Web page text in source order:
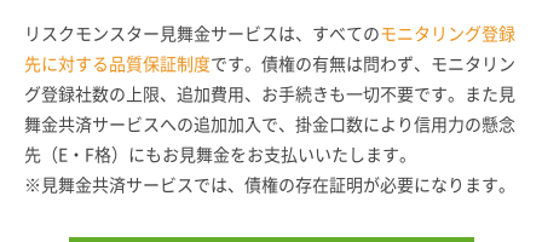
リスクモンスター見舞金サービスは、すべてのモニタリング登録
先に対する品質保証制度です。債権の有無は問わず、モニタリン
グ登録社数の上限、追加費用、お手続きも一切不要です。また見
舞金共済サービスへの追加加入で、掛金口数により信用力の懸念
先（E・F格）にもお見舞金をお支払いいたします。
※見舞金共済サービスでは、債権の存在証明が必要になります。